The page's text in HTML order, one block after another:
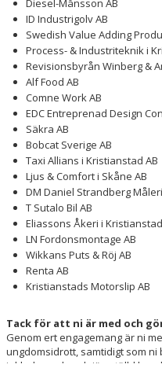
Diesel-Månsson AB
ID Industrigolv AB
Swedish Value Adding
Process- & Industriteknik i
Revisionsbyrån Winberg &
Alf Food AB
Comne Work AB
EDC Entreprenad Design
Säkra AB
Bobcat Sverige AB
Taxi Allians i Kristianstad AB
Ljus & Comfort i Skåne AB
DM Daniel Strandberg
T Sutalo Bil AB
Eliassons Åkeri i
LN Fordonsmontage AB
Wikkans Puts & Röj AB
Renta AB
Kristianstads Motorslip AB
Tack för att ni är med och
Genom ert engagemang är ni
ungdomsidrott, samtidigt som